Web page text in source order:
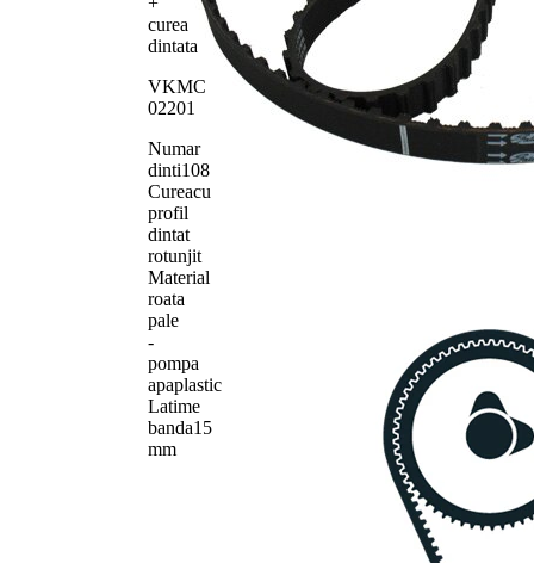
distributie
SKF04066 1
curea
dintata
VKMC
02201
Numar
dinti108
Cureacu
profil
dintat
rotunjit
Material
roata
pale
-
pompa
apaplastic
Latime
banda15
mm